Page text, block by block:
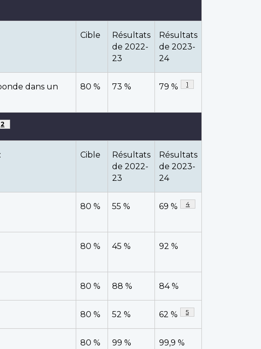
Cible
Résultats
de 2022-
23
Résultats
de 2023-
24
dans un
80 % 73 % 79 % Note de bas de page
1
Note de bas de page
2
Cible
Résultats
de 2022-
23
Résultats
de 2023-
24
80 % 55 % 69 % Note de bas de page
4
80 % 45 % 92 %
80 % 88 % 84 %
80 % 52 % 62 % Note de bas de page
5
80 % 99 % 99,9 %